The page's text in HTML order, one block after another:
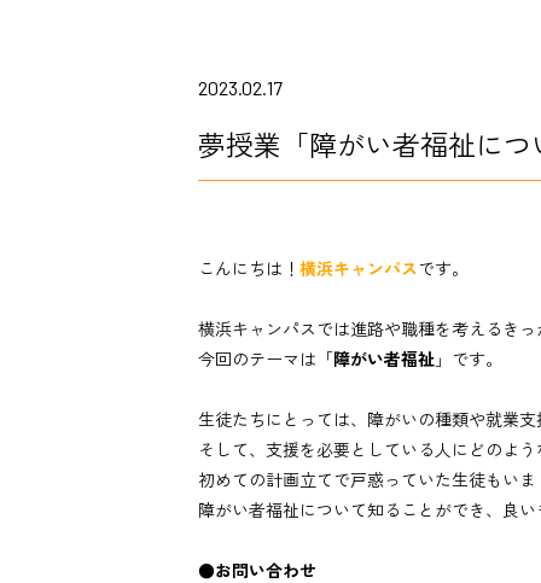
2023.02.17
夢授業「障がい者福祉に
こんにちは！ 横浜キャンパスです。
横浜キャンパスでは進路や職種を考えるき
今回のテーマは「障がい者福祉 」です。
生徒たちにとっては、障がいの種類や就業
そして、支援を必要としている人にどのよ
初めての計画立てで戸惑っていた生徒もい
障がい者福祉について知ることができ、良
●お問い合わせ